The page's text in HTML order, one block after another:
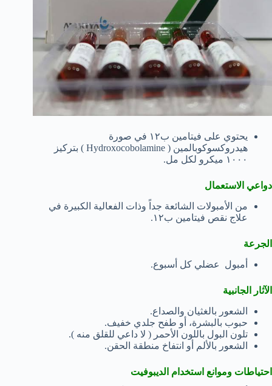
يحتوي على فيتامين ب١٢ في صورة
هيدروكسوكوبالمين ( Hydroxocobolamine ) بتركيز
١٠٠٠ ميكرو لكل مل.
دواعي الاستعمال
من الأمبولات الشائعة جداً وذات الفعالية الكبيرة في
علاج نقص فيتامين ب١٢.
الجرعة
أمبول عضلي كل أسبوع.
الآثار الجانبية
الشعور بالغثيان والصداع.
حبوب بالبشرة، أو طفح جلدي خفيف.
تلون البول باللون الأحمر ( لا داعي للقلق منه ).
الشعور بالألم أو انتفاخ منطقة الحقن.
احتياطات وموانع استخدام الديبوفيت